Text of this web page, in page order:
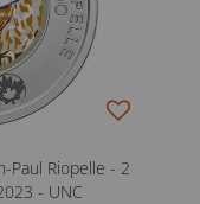
Paul Riopelle - 2
- UNC